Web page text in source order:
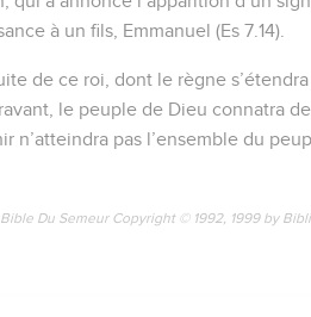
à un fils, Emmanuel (Es 7.14).
de ce roi, dont le règne
le peuple de Dieu connatra
n’atteindra pas l’ensemble du
Bible Du Semeur Copyright © 1992, 1999 by